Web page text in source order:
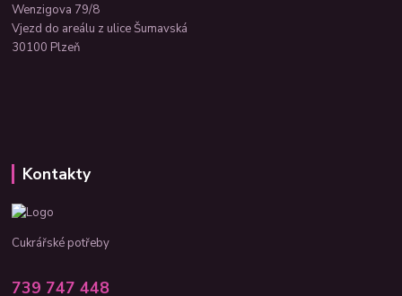
Wenzigova 79/8
Vjezd do areálu z ulice Šumavská
30100 Plzeň
Kontakty
Cukrářské potřeby
739 747 448